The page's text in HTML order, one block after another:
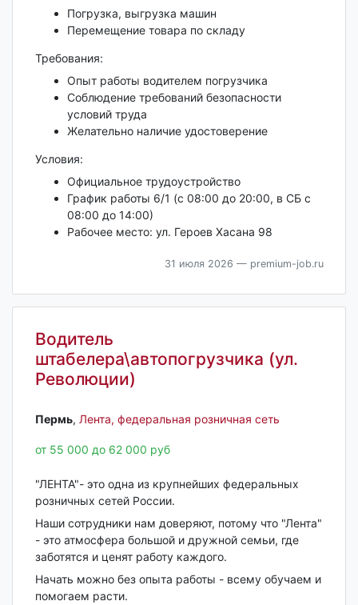
Погрузка, выгрузка машин
Перемещение товара по складу
Требования:
Опыт работы водителем погрузчика
Соблюдение требований безопасности
условий труда
Желательно наличие удостоверение
Условия:
Официальное трудоустройство
График работы 6/1 (с 08:00 до 20:00, в СБ с
08:00 до 14:00)
Рабочее место: ул. Героев Хасана 98
31 июля 2026 — premium-job.ru
Водитель
штабелера\автопогрузчика (ул.
Революции)
Пермь‎, Лента, федеральная розничная сеть
от 55 000 до 62 000 руб
"ЛЕНТА"- это одна из крупнейших федеральных
розничных сетей России.
Наши сотрудники нам доверяют, потому что "Лента"
- это атмосфера большой и дружной семьи, где
заботятся и ценят работу каждого.
Начать можно без опыта работы - всему обучаем и
помогаем расти.